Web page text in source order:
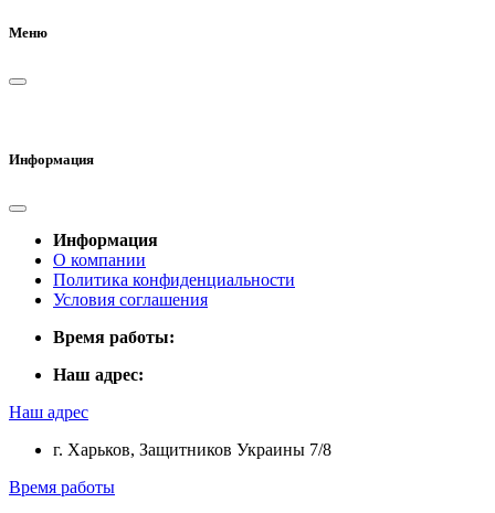
Меню
Информация
Информация
О компании
Политика конфиденциальности
Условия соглашения
Время работы:
Наш адрес:
Наш адрес
г. Харьков, Защитников Украины 7/8
Время работы